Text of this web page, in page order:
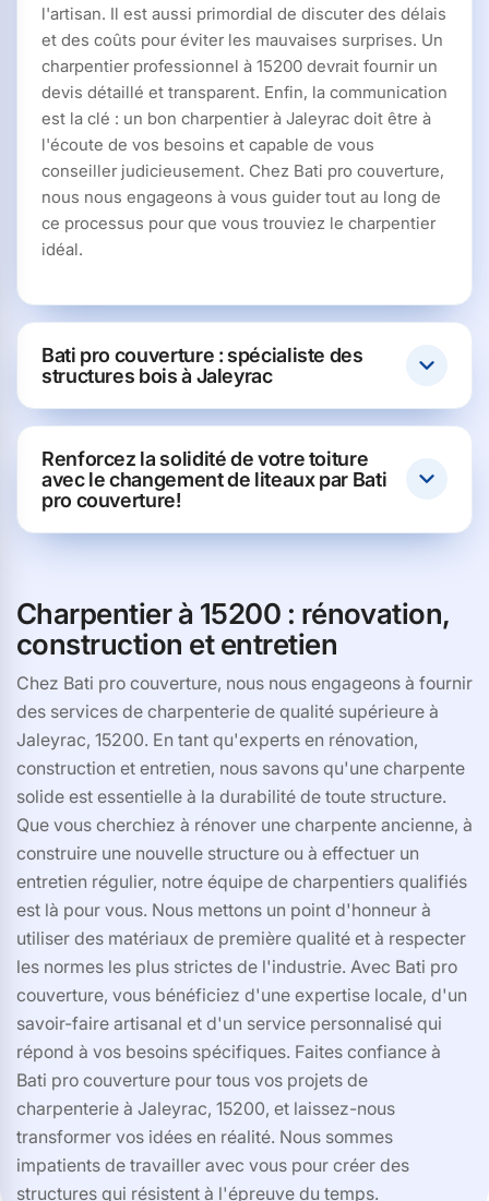
l'artisan. Il est aussi primordial de discuter des délais
et des coûts pour éviter les mauvaises surprises. Un
charpentier professionnel à 15200 devrait fournir un
devis détaillé et transparent. Enfin, la communication
est la clé : un bon charpentier à Jaleyrac doit être à
l'écoute de vos besoins et capable de vous
conseiller judicieusement. Chez Bati pro couverture,
nous nous engageons à vous guider tout au long de
ce processus pour que vous trouviez le charpentier
idéal.
Bati pro couverture : spécialiste des
structures bois à Jaleyrac
Renforcez la solidité de votre toiture
avec le changement de liteaux par Bati
pro couverture!
Charpentier à 15200 : rénovation,
construction et entretien
Chez Bati pro couverture, nous nous engageons à fournir
des services de charpenterie de qualité supérieure à
Jaleyrac, 15200. En tant qu'experts en rénovation,
construction et entretien, nous savons qu'une charpente
solide est essentielle à la durabilité de toute structure.
Que vous cherchiez à rénover une charpente ancienne, à
construire une nouvelle structure ou à effectuer un
entretien régulier, notre équipe de charpentiers qualifiés
est là pour vous. Nous mettons un point d'honneur à
utiliser des matériaux de première qualité et à respecter
les normes les plus strictes de l'industrie. Avec Bati pro
couverture, vous bénéficiez d'une expertise locale, d'un
savoir-faire artisanal et d'un service personnalisé qui
répond à vos besoins spécifiques. Faites confiance à
Bati pro couverture pour tous vos projets de
charpenterie à Jaleyrac, 15200, et laissez-nous
transformer vos idées en réalité. Nous sommes
impatients de travailler avec vous pour créer des
structures qui résistent à l'épreuve du temps.